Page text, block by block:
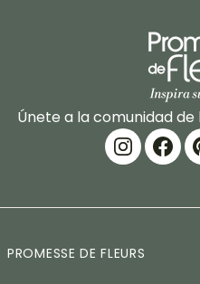
Únete a la comunidad
PROMESSE DE FLEURS